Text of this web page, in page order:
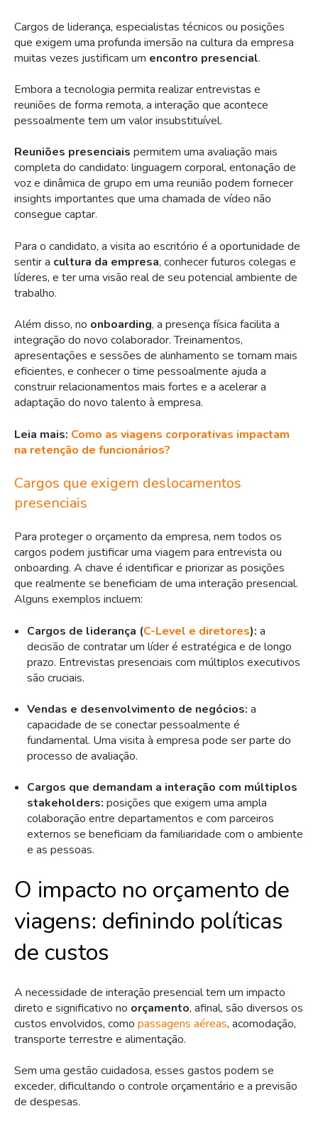
Cargos de liderança, especialistas técnicos ou posições
que exigem uma profunda imersão na cultura da empresa
muitas vezes justificam um encontro presencial.
Embora a tecnologia permita realizar entrevistas e
reuniões de forma remota, a interação que acontece
pessoalmente tem um valor insubstituível.
Reuniões presenciais permitem uma avaliação mais
completa do candidato: linguagem corporal, entonação de
voz e dinâmica de grupo em uma reunião podem fornecer
insights importantes que uma chamada de vídeo não
consegue captar.
Para o candidato, a visita ao escritório é a oportunidade de
sentir a cultura da empresa, conhecer futuros colegas e
líderes, e ter uma visão real de seu potencial ambiente de
trabalho.
Além disso, no onboarding, a presença física facilita a
integração do novo colaborador. Treinamentos,
apresentações e sessões de alinhamento se tornam mais
eficientes, e conhecer o time pessoalmente ajuda a
construir relacionamentos mais fortes e a acelerar a
adaptação do novo talento à empresa.
Leia mais: Como as viagens corporativas impactam
na retenção de funcionários?
Cargos que exigem deslocamentos
presenciais
Para proteger o orçamento da empresa, nem todos os
cargos podem justificar uma viagem para entrevista ou
onboarding. A chave é identificar e priorizar as posições
que realmente se beneficiam de uma interação presencial.
Alguns exemplos incluem:
Cargos de liderança (C-Level e diretores): a
decisão de contratar um líder é estratégica e de longo
prazo. Entrevistas presenciais com múltiplos executivos
são cruciais.
Vendas e desenvolvimento de negócios: a
capacidade de se conectar pessoalmente é
fundamental. Uma visita à empresa pode ser parte do
processo de avaliação.
Cargos que demandam a interação com múltiplos
stakeholders: posições que exigem uma ampla
colaboração entre departamentos e com parceiros
externos se beneficiam da familiaridade com o ambiente
e as pessoas.
O impacto no orçamento de
viagens: definindo políticas
de custos
A necessidade de interação presencial tem um impacto
direto e significativo no orçamento, afinal, são diversos os
custos envolvidos, como passagens aéreas, acomodação,
transporte terrestre e alimentação.
Sem uma gestão cuidadosa, esses gastos podem se
exceder, dificultando o controle orçamentário e a previsão
de despesas.